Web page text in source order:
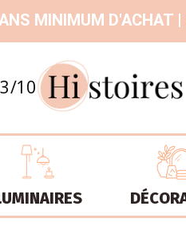
MINIMUM D'ACHAT
9.3/10